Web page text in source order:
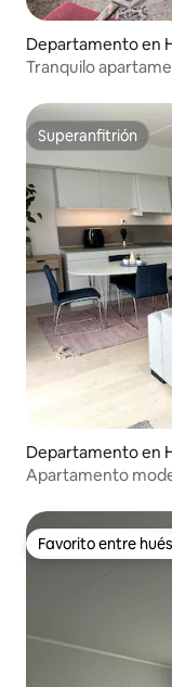
Departamento en
Tranquilo
Superanfitrión
Superanfitrión
Departamento en
Apartamento
Favorito entre
Favorito entre